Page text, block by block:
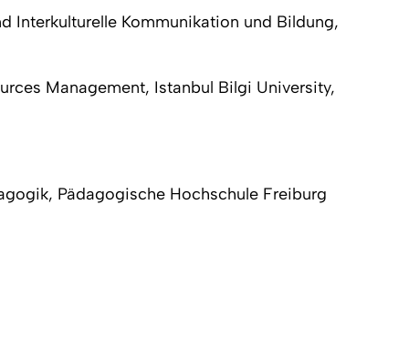
Interkulturelle Kommunikation und Bildung,
Management, Istanbul Bilgi University,
Pädagogische Hochschule Freiburg